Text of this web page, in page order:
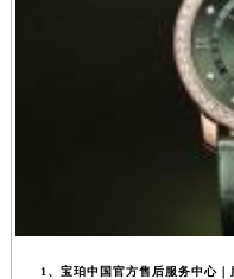
1、宝珀中国官方售后服务中心